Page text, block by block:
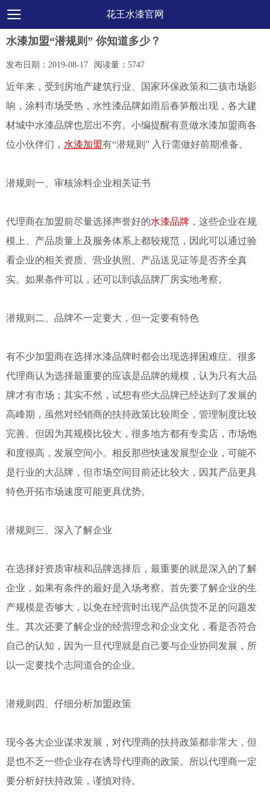
花王水漆官网
水漆加盟“潜规则” 你知道多少？
发布日期： 2019-08-17 阅读量： 5747
近年来，受到房地产建筑行业、国家环保政策和二孩市场影
响，涂料市场受热，水性漆品牌如雨后春笋般出现，各大建
材城中水漆品牌也层出不穷。小编提醒有意做水漆加盟商各
位小伙伴们， 水漆加盟有“潜规则” 入行需做好前期准备。
潜规则一、审核涂料企业相关证书
代理商在加盟前尽量选择声誉好的水漆品牌 ，这些企业在规
模上、产品质量上及服务体系上都较规范，因此可以通过验
看企业的相关资质、营业执照、产品送见证等是否齐全真
实。如果条件可以，还可以到该品牌厂房实地考察。
潜规则二、品牌不一定要大，但一定要有特色
有不少加盟商在选择水漆品牌时都会出现选择困难症。很多
代理商认为选择最重要的应该是品牌的规模，认为只有大品
牌才有市场；其实不然，试想有些大品牌已经达到了发展的
高峰期，虽然对经销商的扶持政策比较周全，管理制度比较
完善。但因为其规模比较大，很多地方都有专卖店，市场饱
和度很高，发展空间小。相反那些快速发展型企业，可能不
是行业的大品牌，但市场空间目前还比较大，因其产品更具
特色开拓市场速度可能更具优势。
潜规则三、深入了解企业
在选择好资质审核和品牌选择后，最重要的就是深入的了解
企业，如果有条件的最好是入场考察。首先要了解企业的生
产规模是否够大，以免在经营时出现产品供货不足的问题发
生。其次还要了解企业的经营理念和企业文化，看是否符合
自己的认知，因为一旦代理就是自己要与企业协同发展，所
以一定要找个志同道合的企业。
潜规则四、仔细分析加盟政策
现今各大企业谋求发展，对代理商的扶持政策都非常大，但
是也不乏一些企业存在诱导代理商的政策。所以代理商一定
要分析好扶持政策，谨慎对待。